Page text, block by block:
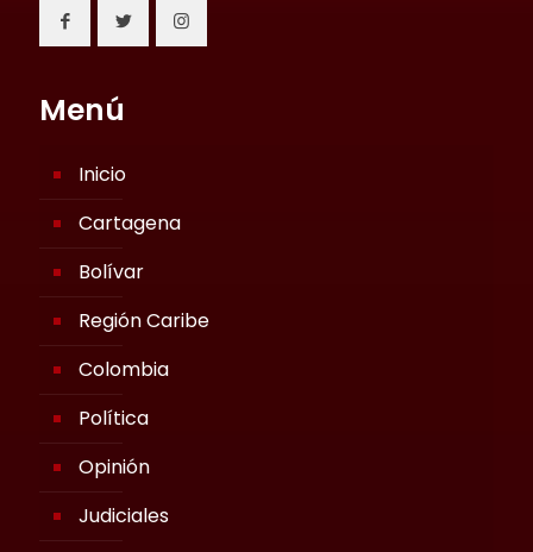
Menú
Inicio
Cartagena
Bolívar
Región Caribe
Colombia
Política
Opinión
Judiciales